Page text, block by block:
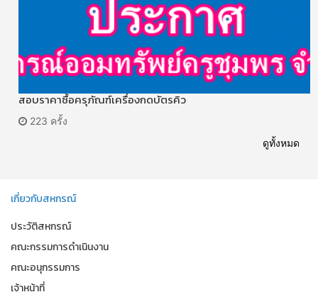
สอบราคาซื้อครุภัณฑ์เครื่องกดบัตรคิว
223 ครั้ง
ดูทั้งหมด
เกี่ยวกับสหกรณ์
ประวัติสหกรณ์
คณะกรรมการดำเนินงาน
คณะอนุกรรมการ
เจ้าหน้าที่